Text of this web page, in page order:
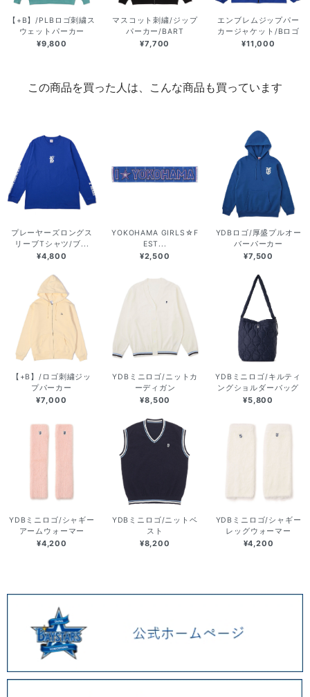
【+B】/PLBロゴ刺繍ス
ウェットパーカー
¥9,800
マスコット刺繍/ジップ
パーカー/BART
¥7,700
エンブレムジップパー
カージャケット/Bロゴ
¥11,000
この商品を買った人は、こんな商品も買っています
プレーヤーズロングス
リーブTシャツ/ブ...
¥4,800
YOKOHAMA GIRLS☆F
EST...
¥2,500
YDBロゴ/厚盛プルオー
バーパーカー
¥7,500
【+B】/ロゴ刺繍ジッ
プパーカー
¥7,000
YDBミニロゴ/ニットカ
ーディガン
¥8,500
YDBミニロゴ/キルティ
ングショルダーバッグ
¥5,800
YDBミニロゴ/シャギー
アームウォーマー
¥4,200
YDBミニロゴ/ニットベ
スト
¥8,200
YDBミニロゴ/シャギー
レッグウォーマー
¥4,200